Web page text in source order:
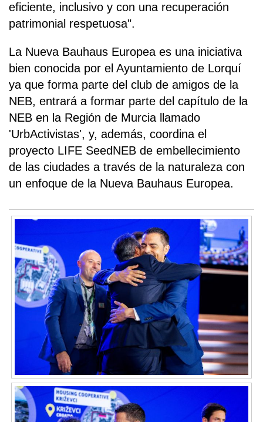
eficiente, inclusivo y con una recuperación
patrimonial respetuosa".
La Nueva Bauhaus Europea es una iniciativa
bien conocida por el Ayuntamiento de Lorquí
ya que forma parte del club de amigos de la
NEB, entrará a formar parte del capítulo de la
NEB en la Región de Murcia llamado
'UrbActivistas', y, además, coordina el
proyecto LIFE SeedNEB de embellecimiento
de las ciudades a través de la naturaleza con
un enfoque de la Nueva Bauhaus Europea.